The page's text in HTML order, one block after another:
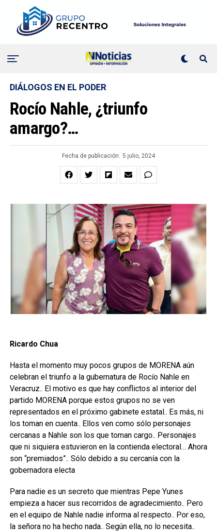
DIÁLOGOS EN EL PODER
Rocío Nahle, ¿triunfo
amargo?…
Fecha de publicación: 5 julio, 2024
Ricardo Chua
Hasta el momento muy pocos grupos de MORENA aún
celebran el triunfo a la gubernatura de Rocío Nahle en
Veracruz.. El motivo es que hay conflictos al interior del
partido MORENA porque estos grupos no se ven
representados en el próximo gabinete estatal.. Es más, ni
los toman en cuenta.. Ellos ven como sólo personajes
cercanas a Nahle son los que toman cargo.. Personajes
que ni siquiera estuvieron en la contienda electoral… Ahora
son “premiados”.. Sólo debido a su cercanía con la
gobernadora electa
Para nadie es un secreto que mientras Pepe Yunes
empieza a hacer sus recorridos de agradecimiento.. Pero
en el equipo de Nahle nadie informa al respecto.. Por eso,
la señora no ha hecho nada.. Según ella, no lo necesita..